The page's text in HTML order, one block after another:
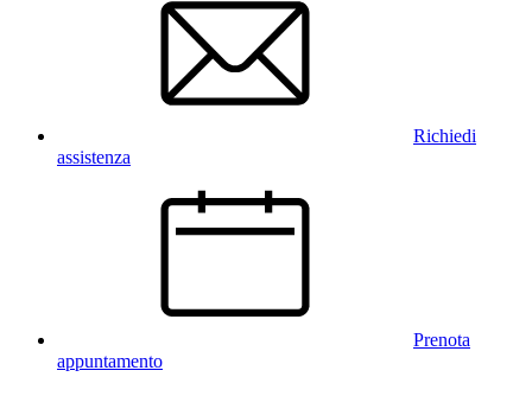
Richiedi
assistenza
Prenota
appuntamento